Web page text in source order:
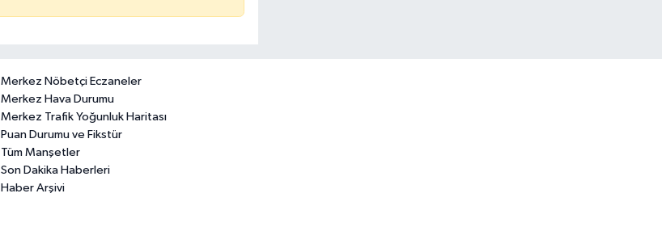
Merkez Nöbetçi Eczaneler
Merkez Hava Durumu
Merkez Trafik Yoğunluk Haritası
Puan Durumu ve Fikstür
Tüm Manşetler
Son Dakika Haberleri
Haber Arşivi